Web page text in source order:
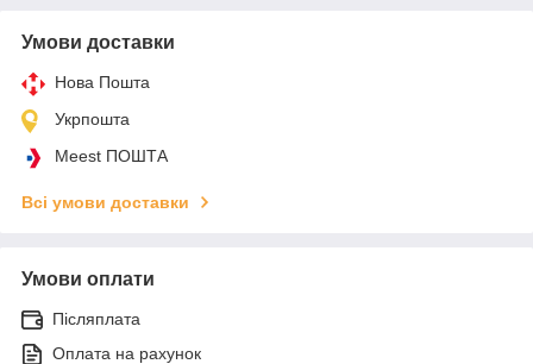
Умови доставки
Нова Пошта
Укрпошта
Meest ПОШТА
Всі умови доставки
Умови оплати
Післяплата
Оплата на рахунок